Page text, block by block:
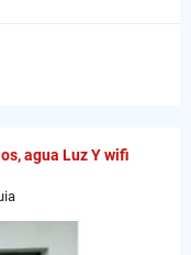
agua Luz Y wifi